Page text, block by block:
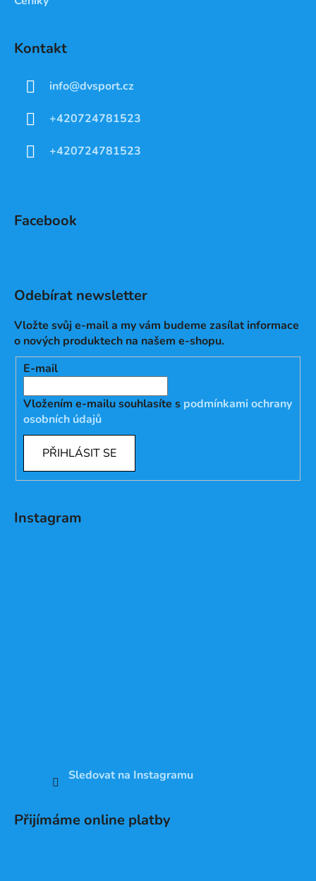
Kontakt
info@dvsport.cz
+420724781523
+420724781523
Facebook
Odebírat newsletter
Vložte svůj e-mail a my vám budeme zasílat informace
o nových produktech na našem e-shopu.
E-mail
Vložením e-mailu souhlasíte s podmínkami ochrany
osobních údajů
PŘIHLÁSIT SE
Instagram
Sledovat na Instagramu
Přijímáme online platby